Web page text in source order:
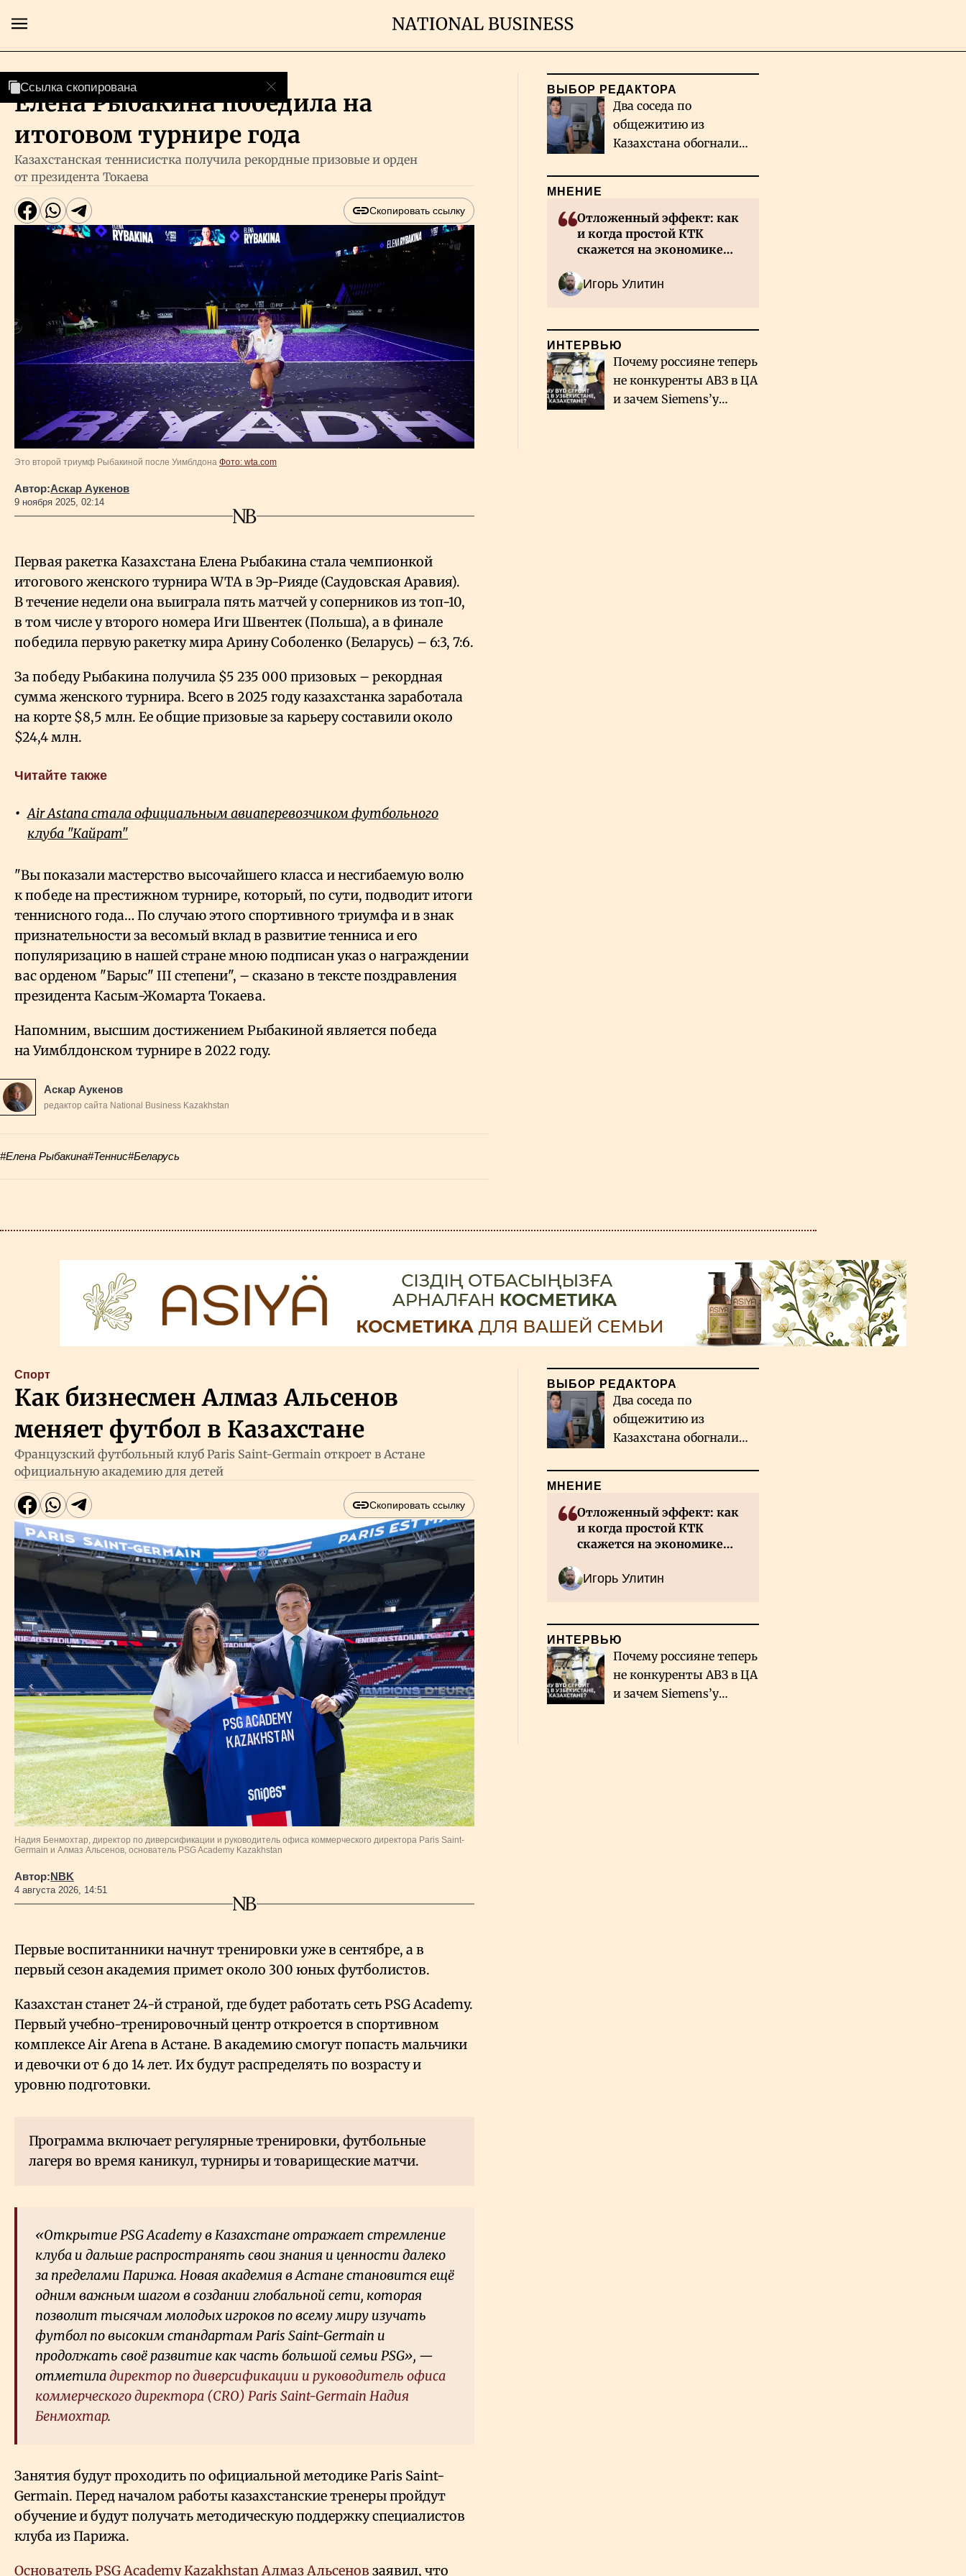
Главная
Технологии
Власть
Геополитика
Исследования
Люди
Life & Arts
Все новости
Cпорт
Елена Рыбакина победила на
итоговом турнире года
Казахстанская теннисистка получила рекордные призовые и орден
от президента Токаева
Скопировать ссылку
Ссылка скопирована
Это второй триумф Рыбакиной после Уимблдона Фото: wta.com
Автор:Аскар Аукенов
9 ноября 2025, 02:14
Первая ракетка Казахстана Елена Рыбакина стала чемпионкой
итогового женского турнира WTA в Эр-Рияде (Саудовская Аравия).
В течение недели она выиграла пять матчей у соперников из топ-10,
в том числе у второго номера Иги Швентек (Польша), а в финале
победила первую ракетку мира Арину Соболенко (Беларусь) – 6:3, 7:6.
За победу Рыбакина получила $5 235 000 призовых – рекордная
сумма женского турнира. Всего в 2025 году казахстанка заработала
на корте $8,5 млн. Ее общие призовые за карьеру составили около
$24,4 млн.
Читайте также
Air Astana стала официальным авиаперевозчиком футбольного
клуба "Кайрат"
"Вы показали мастерство высочайшего класса и несгибаемую волю
к победе на престижном турнире, который, по сути, подводит итоги
теннисного года… По случаю этого спортивного триумфа и в знак
признательности за весомый вклад в развитие тенниса и его
популяризацию в нашей стране мною подписан указ о награждении
вас орденом "Барыс" III степени", – сказано в тексте поздравления
президента Касым-Жомарта Токаева.
Напомним, высшим достижением Рыбакиной является победа
на Уимблдонском турнире в 2022 году.
Аскар Аукенов
редактор сайта National Business Kazakhstan
#Елена Рыбакина#Теннис#Беларусь
ВЫБОР РЕДАКТОРА
Два соседа по
общежитию из
Казахстана обогнали
МНЕНИЕ
Отложенный эффект: как
и когда простой КТК
скажется на экономике
Игорь Улитин
ИНТЕРВЬЮ
Почему россияне теперь
не конкуренты АВЗ в ЦА
и зачем Siemens’у
Cпорт
Как бизнесмен Алмаз Альсенов
меняет футбол в Казахстане
Французский футбольный клуб Paris Saint-Germain откроет в Астане
официальную академию для детей
Скопировать ссылку
Ссылка скопирована
Надия Бенмохтар, директор по диверсификации и руководитель офиса коммерческого директора Paris Saint-
Germain и Алмаз Альсенов, основатель PSG Academy Kazakhstan
Автор:NBK
4 августа 2026, 14:51
Первые воспитанники начнут тренировки уже в сентябре, а в
первый сезон академия примет около 300 юных футболистов.
Казахстан станет 24-й страной, где будет работать сеть PSG Academy.
Первый учебно-тренировочный центр откроется в спортивном
комплексе Air Arena в Астане. В академию смогут попасть мальчики
и девочки от 6 до 14 лет. Их будут распределять по возрасту и
уровню подготовки.
Программа включает регулярные тренировки, футбольные
лагеря во время каникул, турниры и товарищеские матчи.
«Открытие PSG Academy в Казахстане отражает стремление
клуба и дальше распространять свои знания и ценности далеко
за пределами Парижа. Новая академия в Астане становится ещё
одним важным шагом в создании глобальной сети, которая
позволит тысячам молодых игроков по всему миру изучать
футбол по высоким стандартам Paris Saint-Germain и
продолжать своё развитие как часть большой семьи PSG», —
отметиладиректор по диверсификации и руководитель офиса
коммерческого директора (CRO) Paris Saint-Germain Надия
Бенмохтар.
Занятия будут проходить по официальной методике Paris Saint-
Germain. Перед началом работы казахстанские тренеры пройдут
обучение и будут получать методическую поддержку специалистов
клуба из Парижа.
Основатель PSG Academy Kazakhstan Алмаз Альсенов заявил, что
ВЫБОР РЕДАКТОРА
Два соседа по
общежитию из
Казахстана обогнали
МНЕНИЕ
Отложенный эффект: как
и когда простой КТК
скажется на экономике
Игорь Улитин
ИНТЕРВЬЮ
Почему россияне теперь
не конкуренты АВЗ в ЦА
и зачем Siemens’у